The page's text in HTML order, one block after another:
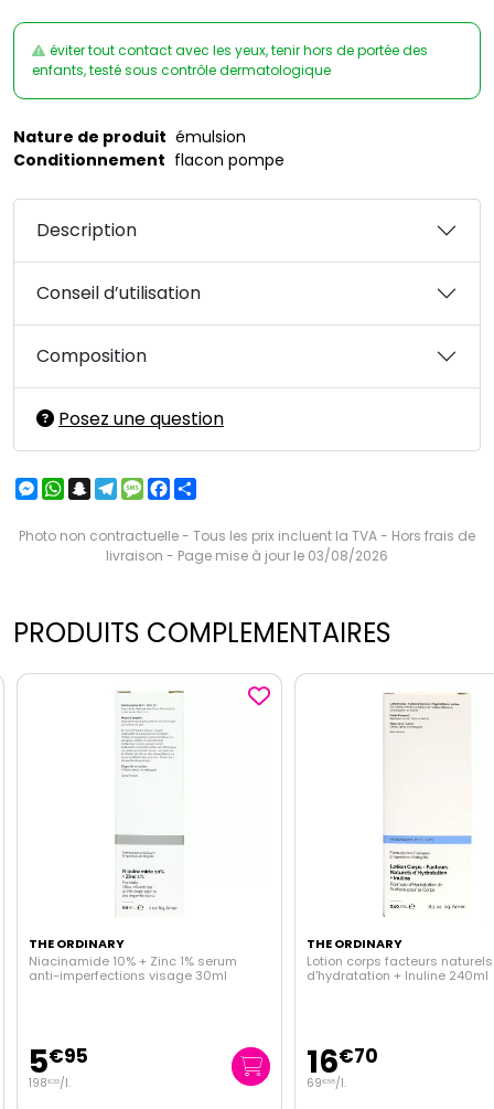
éviter tout contact avec les yeux, tenir hors de portée des
enfants, testé sous contrôle dermatologique
Nature de produit émulsion
Conditionnement flacon pompe
Description
Conseil d’utilisation
Composition
Posez une question
Messenger
WhatsApp
Snapchat
Telegram
MessageFacebook
Photo non contractuelle - Tous les prix incluent la TVA - Hors frais de
livraison - Page mise à jour le 03/08/2026
PRODUITS COMPLEMENTAIRES
THE ORDINARY
Niacinamide 10% + Zinc 1% serum
anti-imperfections visage 30ml
5€95
198€33/l.
THE ORDINARY
Lotion corps facteurs naturels
d'hydratation + Inuline 240ml
16€70
69€58/l.